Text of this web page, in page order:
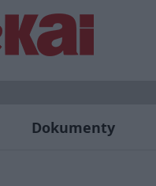
Dokumenty